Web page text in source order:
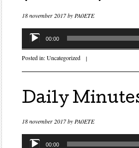
18 november 2017by PA0ETE
Audiospeler
00:00
Posted in:Uncategorized |
Daily
18 november 2017by PA0ETE
Audiospeler
00:00